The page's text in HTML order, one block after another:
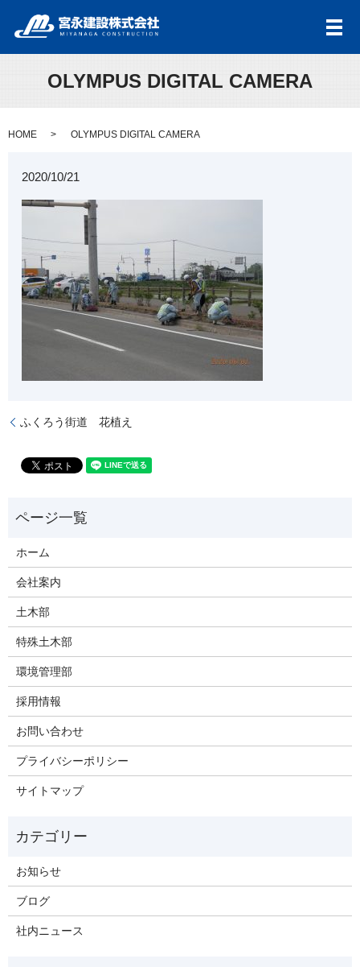
メ
OLYMPUS DIGITAL CAMERA
HOME OLYMPUS DIGITAL CAMERA
2020/10/21
ふくろう街道 花植え
ホーム
会社案内
土木部
特殊土木部
環境管理部
採用情報
お問い合わせ
プライバシーポリシー
サイトマップ
お知らせ
ブログ
社内ニュース